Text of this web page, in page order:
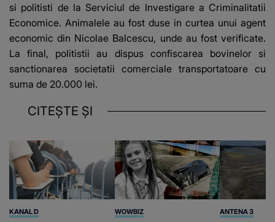
si politisti de la Serviciul de Investigare a Criminalitatii
Economice. Animalele au fost duse in curtea unui agent
economic din Nicolae Balcescu, unde au fost verificate.
La final, politistii au dispus confiscarea bovinelor si
sanctionarea societatii comerciale transportatoare cu
suma de 20.000 lei.
CITEȘTE ȘI
KANAL D WOWBIZ ANTENA 3